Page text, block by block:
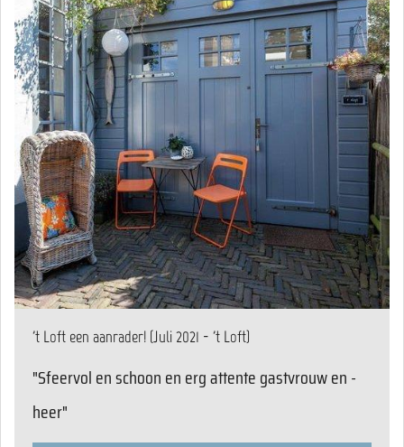
't Loft een aanrader! (Juli 2021 - 't Loft)
"Sfeervol en schoon en erg attente gastvrouw en -
heer"